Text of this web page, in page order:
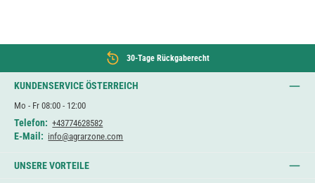
30-Tage Rückgaberecht
KUNDENSERVICE ÖSTERREICH
Mo - Fr 08:00 - 12:00
Telefon: +43774628582
E-Mail: info@agrarzone.com
UNSERE VORTEILE